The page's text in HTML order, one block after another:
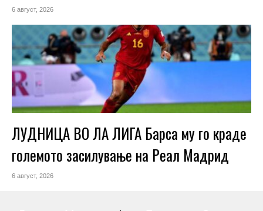
6 август, 2026
ЛУДНИЦА ВО ЛА ЛИГА Барса му го краде
големото засилување на Реал Мадрид
6 август, 2026